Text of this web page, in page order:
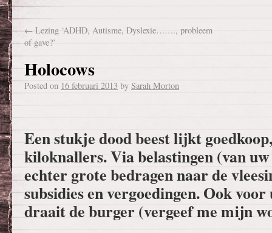
← Lezing ‘ADHD, Autisme, Dyslexie……., probleem
of gave?’
Holocows
Posted on 16 februari 2013 by Sarah Morton
Een stukje dood beest lijkt
kiloknallers. Via belastingen (van
echter grote bedragen naar de
subsidies en vergoedingen. Ook
draait de burger (vergeef me mijn